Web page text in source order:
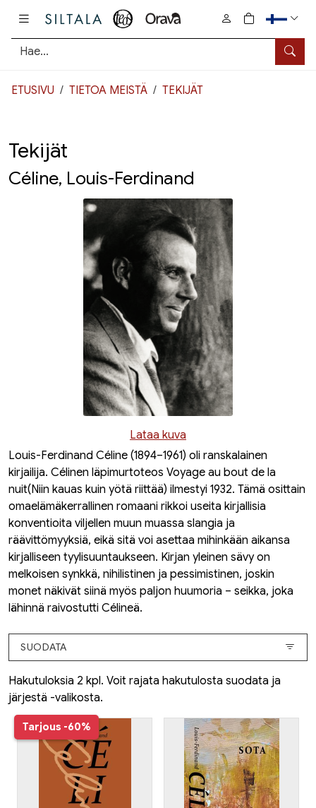
Hae
0
tuotetta
ETUSIVU TIETOA MEISTÄ TEKIJÄT
Tekijät
Céline, Louis-Ferdinand
Lataa kuva
Louis-Ferdinand Céline (1894–1961) oli ranskalainen
kirjailija. Célinen läpimurtoteos Voyage au bout de la
nuit(Niin kauas kuin yötä riittää) ilmestyi 1932. Tämä osittain
omaelämäkerrallinen romaani rikkoi useita kirjallisia
konventioita viljellen muun muassa slangia ja
räävittömyyksiä, eikä sitä voi asettaa mihinkään aikansa
kirjalliseen tyylisuuntaukseen. Kirjan yleinen sävy on
melkoisen synkkä, nihilistinen ja pessimistinen, joskin
monet näkivät siinä myös paljon huumoria – seikka, joka
lähinnä raivostutti Célineä.
SUODATA
Hakutuloksia 2 kpl. Voit rajata hakutulosta suodata ja
järjestä -valikosta.
Tarjous -60%